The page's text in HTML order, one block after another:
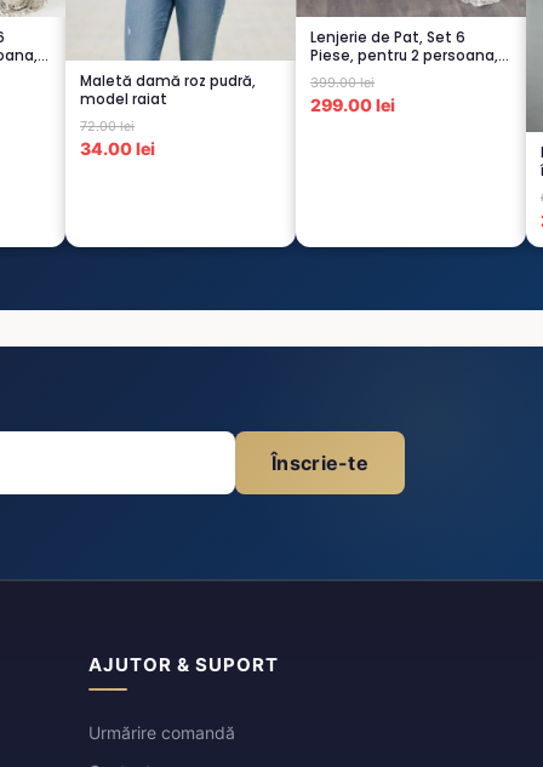
Maletă damă roz pudră,
model raiat
72.00 lei
34.00 lei
Lenjerie de Pat, Set 6
Piese, pentru 2 persoana,
GRI -1...
399.00 lei
299.00 lei
Înscrie-te
AJUTOR & SUPORT
Urmărire comandă